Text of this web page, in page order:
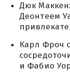
Дюк
Деонтеем
Карл Фроч
и Фабио